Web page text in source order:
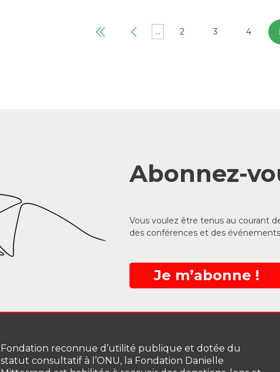
... 2 3 4
Abonnez-
Vous voulez être tenus au courant
des conférences et des
Je m’abonne !
Fondation reconnue d’utilité publique et dotée du
statut consultatif à l’ONU, la Fondation Danielle